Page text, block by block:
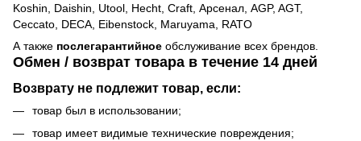
Koshin, Daishin, Utool, Hecht, Craft, Арсенал, AGP, AGT,
Ceccato, DECA, Eibenstock, Maruyama, RATO
А также послегарантийное обслуживание всех брендов.
Обмен / возврат товара в течение 14 дней
Возврату не подлежит товар, если:
товар был в использовании;
товар имеет видимые технические повреждения;